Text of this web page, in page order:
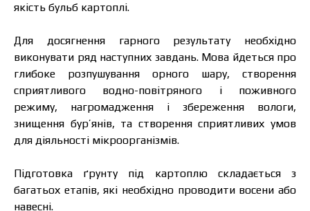
якість бульб картоплі.
Для досягнення гарного результату необхідно
виконувати ряд наступних завдань. Мова йдеться про
глибоке розпушування орного шару, створення
сприятливого водно-повітряного і поживного
режиму, нагромадження і збереження вологи,
знищення бур’янів, та створення сприятливих умов
для діяльності мікроорганізмів.
Підготовка ґрунту під картоплю складається з
багатьох етапів, які необхідно проводити восени або
навесні.